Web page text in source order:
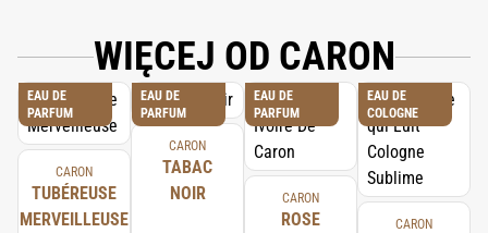
WIĘCEJ OD CARON
EAU DE
PARFUM
CARON
TUBÉREUSE
MERVEILLEUSE
EAU DE
PARFUM
CARON
TABAC
NOIR
EAU DE
PARFUM
CARON
ROSE
EAU DE
COLOGNE
CARON